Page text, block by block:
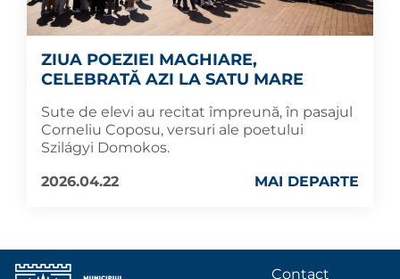
ZIUA POEZIEI MAGHIARE,
CELEBRATĂ AZI LA SATU MARE
Sute de elevi au recitat împreună, în pasajul
Corneliu Coposu, versuri ale poetului
Szilágyi Domokos.
2026.04.22
MAI DEPARTE
Contact